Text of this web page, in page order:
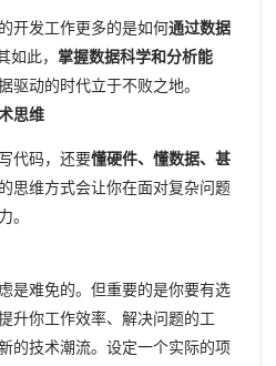
开发工作更多的是如何通过数据
如此，掌握数据科学和分析能
驱动的时代立于不败之地。
思维
代码，还要懂硬件、懂数据、甚
思维方式会让你在面对复杂问题
。
是难免的。但重要的是你要有选
升你工作效率、解决问题的工
的技术潮流。设定一个实际的项